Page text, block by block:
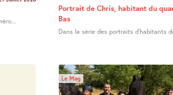
Portrait de Chris, habitant du
Bas
Dans la série des portraits d’habitants
Le Mag